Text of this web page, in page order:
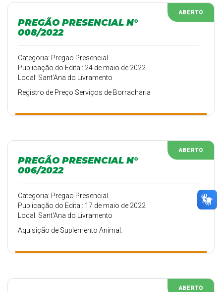
ABERTO
PREGÃO PRESENCIAL N°
008/2022
Categoria: Pregao Presencial
Publicação do Edital: 24 de maio de 2022
Local: Sant'Ana do Livramento
Registro de Preço Serviços de Borracharia
ABERTO
PREGÃO PRESENCIAL N°
006/2022
Categoria: Pregao Presencial
Publicação do Edital: 17 de maio de 2022
Local: Sant'Ana do Livramento
Aquisição de Suplemento Animal.
ABERTO